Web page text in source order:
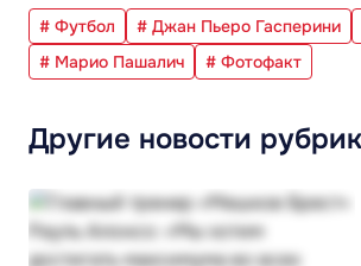
# Футбол # Джан Пьеро Гасперини
# Марио Пашалич
# Фотофакт
Другие новости